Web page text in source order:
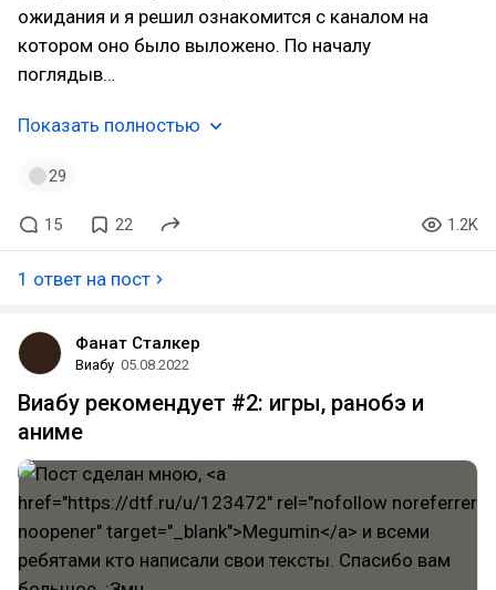
ожидания и я решил ознакомится с каналом на
котором оно было выложено. По началу
поглядыв…
Показать полностью
29
15 22 1.2K
1 ответ на пост
Фанат Сталкер
Виабу 05.08.2022
Виабу рекомендует #2: игры, ранобэ и
аниме